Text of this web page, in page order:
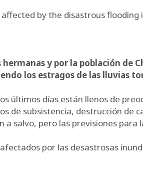
by the disastrous flooding
y por la población de
los estragos de las lluvias
últimos días están llenos de
de subsistencia, destrucción
salvo, pero las previsiones para
por las desastrosas